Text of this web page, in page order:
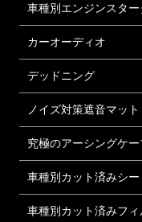
車種別エンジンスター
カーオーディオ
デッドニング
ノイズ対策遮音マット
究極のアーシングケー
車種別カット済みシー
車種別カット済みフィ